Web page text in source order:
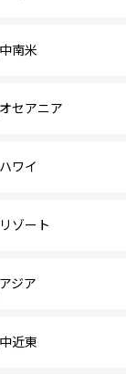
中南米
オセアニア
ハワイ
リゾート
アジア
中近東